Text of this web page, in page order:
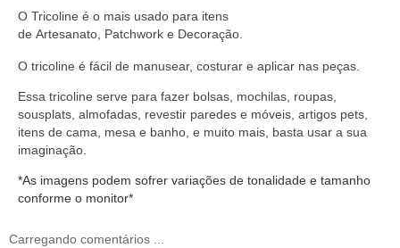
O Tricoline é o mais usado para itens
de Artesanato Patchwork e Decoração
O tricoline é fácil de manusear, costurar e aplicar nas peças.
Essa tricoline serve para fazer bolsas, mochilas, roupas,
sousplats, almofadas, revestir paredes e móveis, artigos pets,
itens de cama, mesa e banho, e muito mais, basta usar a sua
imaginação.
*As imagens podem sofrer variações de tonalidade e tamanho
conforme o monitor*
Carregando comentários ...